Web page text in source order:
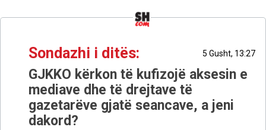
Sondazhi i ditës: 5 Gusht, 13:27
GJKKO kërkon të kufizojë aksesin e
mediave dhe të drejtave të
gazetarëve gjatë seancave, a jeni
dakord?